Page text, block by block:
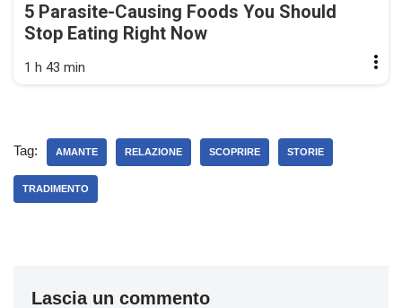
5 Parasite-Causing Foods You Should
Stop Eating Right Now
1 h 43 min
Tag: AMANTE RELAZIONE SCOPRIRE STORIE
TRADIMENTO
Lascia un commento